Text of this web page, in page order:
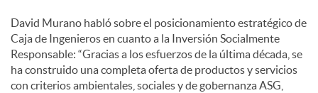
e
n
David Murano habló sobre el posicionamiento estratégico de
Caja de Ingenieros en cuanto a la Inversión Socialmente
Responsable: “Gracias a los esfuerzos de la última década, se
ha construido una completa oferta de productos y servicios
con criterios ambientales, sociales y de gobernanza ASG,